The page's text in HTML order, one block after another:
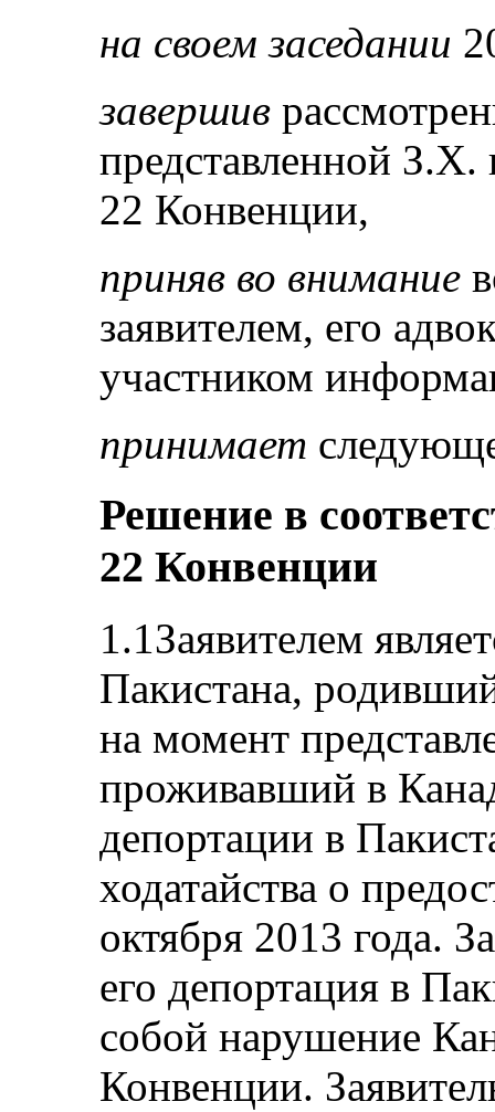
на своем заседании
завершив
представленной З.Х.
22 Конвенции,
приняв во внимание
заявителем, его
участником
принимает
Решение в
22 Конвенции
1.1Заявителем
Пакистана,
на момент
проживавший в
депортации в
ходатайства о
октября 2013 года.
его депортация в
собой нарушение
Конвенции.